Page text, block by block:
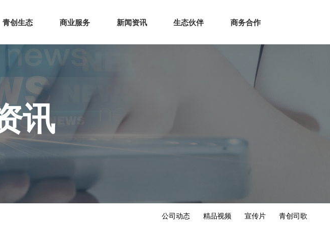
网站首页 走进青创 青创生态 商业服务 新闻资讯 生态伙伴
青创生态 商业服务 新闻资讯 生态伙伴 商务合作
讯
公司动态 精品视频 宣传片 青创司歌